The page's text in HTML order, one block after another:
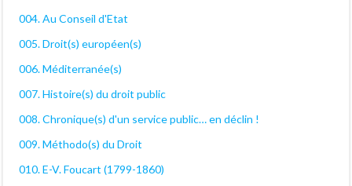
004. Au Conseil d'Etat
005. Droit(s) européen(s)
006. Méditerranée(s)
007. Histoire(s) du droit public
008. Chronique(s) d'un service public… en déclin !
009. Méthodo(s) du Droit
010. E-V. Foucart (1799-1860)